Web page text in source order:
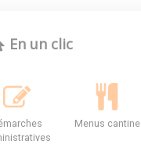
En un clic
Menus cantine